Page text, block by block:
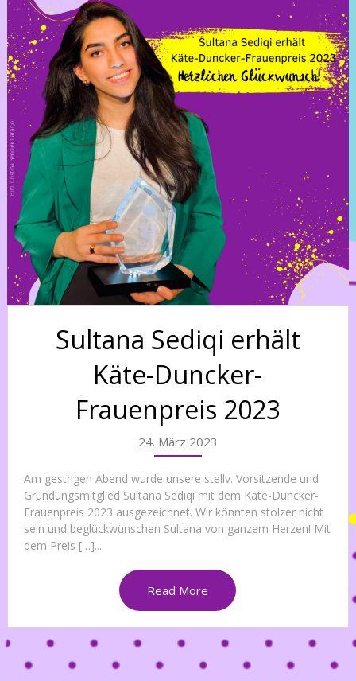
Sultana Sediqi erhält
Käte-Duncker-
Frauenpreis 2023
24. März 2023
Am gestrigen Abend wurde unsere stellv. Vorsitzende und
Gründungsmitglied Sultana Sediqi mit dem Käte-Duncker-
Frauenpreis 2023 ausgezeichnet. Wir könnten stolzer nicht
sein und beglückwünschen Sultana von ganzem Herzen! Mit
dem Preis […]...
Read More